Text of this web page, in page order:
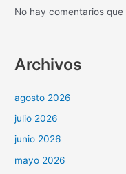
No hay comentarios que
Archivos
agosto 2026
julio 2026
junio 2026
mayo 2026